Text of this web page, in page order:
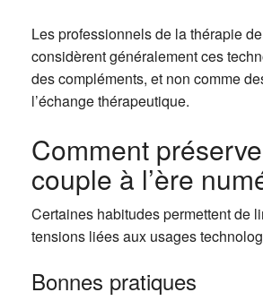
Les professionnels de la thérapie
considèrent généralement ces
des compléments, et non comme
l’échange thérapeutique.
Comment
couple à l’ère
Certaines habitudes permettent de
tensions liées aux usages
Bonnes pratiques